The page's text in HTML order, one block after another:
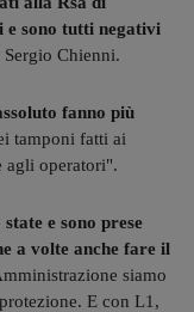
sono tutti negativi
Chienni.
fanno più
tamponi fatti ai
agli operatori".
e sono prese
a volte anche fare il
siamo
E con L1,